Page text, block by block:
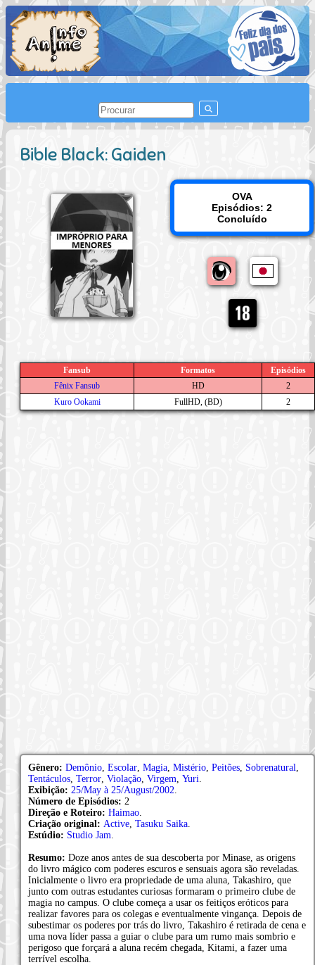
Bible Black: Gaiden
OVA
Episódios: 2
Concluído
Fansub Formatos
Episódios
Fênix Fansub
HD
2
Kuro Ookami
FullHD, (BD) 2
Gênero: Demônio Escolar Magia Mistério Peitões Sobrenatural
Tentáculos Terror Violação Virgem Yuri
Exibição: 25/May à 25/August/2002
Número de Episódios: 2
Direção e Roteiro: Haimao
Criação original: Active Tasuku Saika
Estúdio: Studio Jam
Resumo: Doze anos antes de sua descoberta por Minase, as origens
do livro mágico com poderes escuros e sensuais agora são reveladas.
Inicialmente o livro era propriedade de uma aluna, Takashiro, que
junto com outras estudantes curiosas formaram o primeiro clube de
magia no campus. O clube começa a usar os feitiços eróticos para
realizar favores para os colegas e eventualmente vingança. Depois de
subestimar os poderes por trás do livro, Takashiro é retirada de cena e
uma nova líder passa a guiar o clube para um rumo mais sombrio e
perigoso que forçará a aluna recém chegada, Kitami, a fazer uma
terrível escolha.